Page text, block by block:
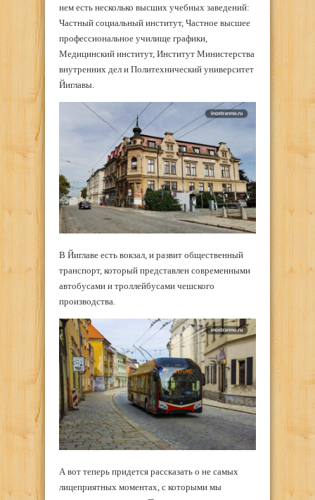
нем есть несколько высших учебных заведений:
Частный социальный институт, Частное высшее
профессиональное училище графики,
Медицинский институт, Институт Министерства
внутренних дел и Политехнический университет
Йиглавы.
В Йиглаве есть вокзал, и развит общественный
транспорт, который представлен современными
автобусами и троллейбусами чешского
производства.
А вот теперь придется рассказать о не самых
лицеприятных моментах, с которыми мы